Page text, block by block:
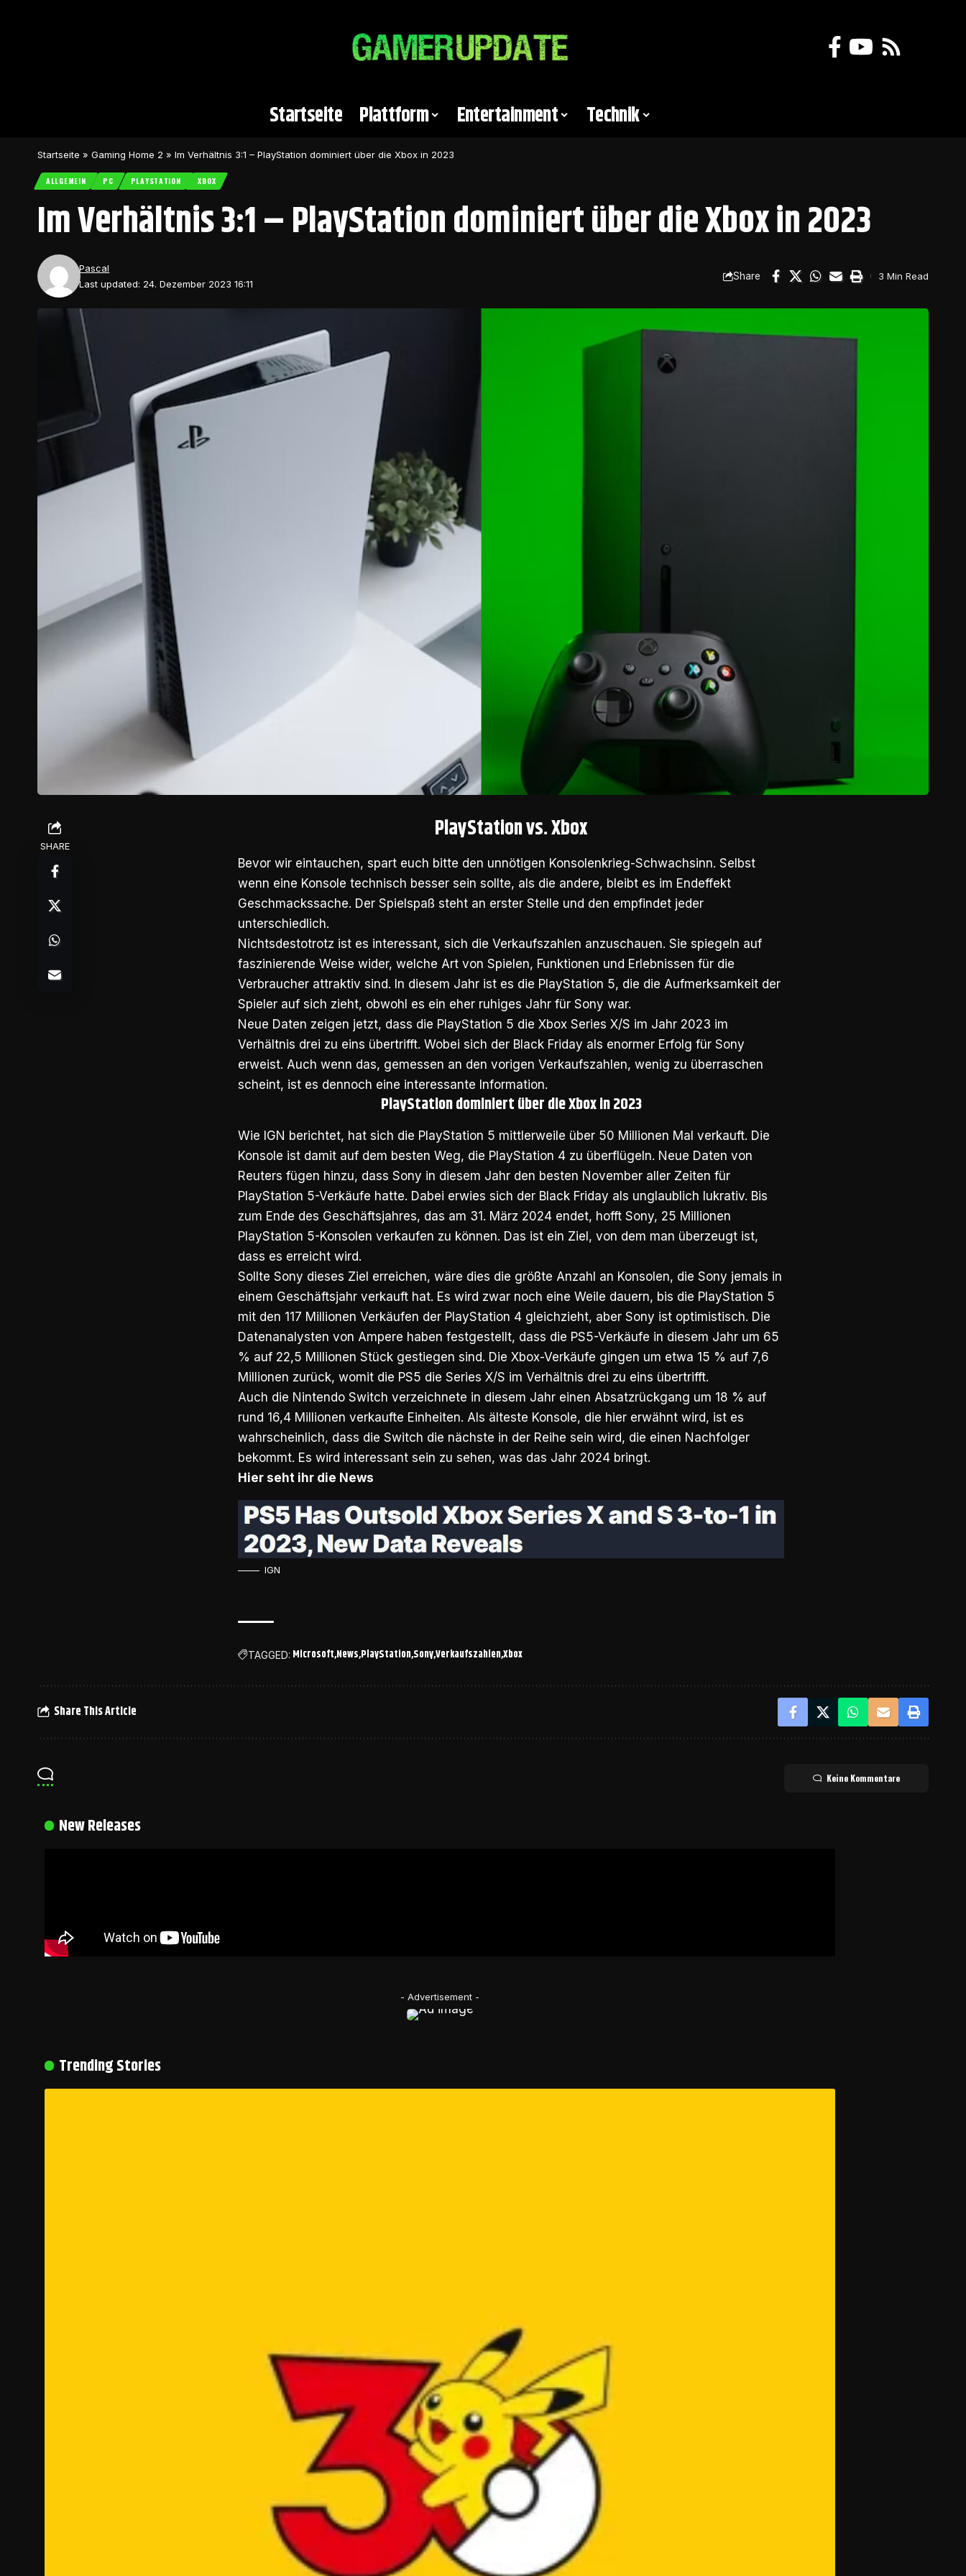
Startseite Plattform Entertainment Technik
Startseite » Gaming Home 2 » Im Verhältnis 3:1 – PlayStation dominiert über die Xbox in 2023
ALLGEMEIN PC PLAYSTATION XBOX
Im Verhältnis 3:1 – PlayStation dominiert über die Xbox in 2023
Last updated: 24. Dezember 2023 16:11
Pascal
Share 3 Min Read
SHARE
PlayStation vs. Xbox
Bevor wir eintauchen, spart euch bitte den unnötigen Konsolenkrieg-Schwachsinn. Selbst
wenn eine Konsole technisch besser sein sollte, als die andere, bleibt es im Endeffekt
Geschmackssache. Der Spielspaß steht an erster Stelle und den empfindet jeder
unterschiedlich.
Nichtsdestotrotz ist es interessant, sich die Verkaufszahlen anzuschauen. Sie spiegeln auf
faszinierende Weise wider, welche Art von Spielen, Funktionen und Erlebnissen für die
Verbraucher attraktiv sind. In diesem Jahr ist es die PlayStation 5, die die Aufmerksamkeit der
Spieler auf sich zieht, obwohl es ein eher ruhiges Jahr für Sony war.
Neue Daten zeigen jetzt, dass die PlayStation 5 die Xbox Series X/S im Jahr 2023 im
Verhältnis drei zu eins übertrifft. Wobei sich der Black Friday als enormer Erfolg für Sony
erweist. Auch wenn das, gemessen an den vorigen Verkaufszahlen, wenig zu überraschen
scheint, ist es dennoch eine interessante Information.
PlayStation dominiert über die Xbox in 2023
Wie IGN berichtet, hat sich die PlayStation 5 mittlerweile über 50 Millionen Mal verkauft. Die
Konsole ist damit auf dem besten Weg, die PlayStation 4 zu überflügeln. Neue Daten von
Reuters fügen hinzu, dass Sony in diesem Jahr den besten November aller Zeiten für
PlayStation 5-Verkäufe hatte. Dabei erwies sich der Black Friday als unglaublich lukrativ. Bis
zum Ende des Geschäftsjahres, das am 31. März 2024 endet, hofft Sony, 25 Millionen
PlayStation 5-Konsolen verkaufen zu können. Das ist ein Ziel, von dem man überzeugt ist,
dass es erreicht wird.
Sollte Sony dieses Ziel erreichen, wäre dies die größte Anzahl an Konsolen, die Sony jemals in
einem Geschäftsjahr verkauft hat. Es wird zwar noch eine Weile dauern, bis die PlayStation 5
mit den 117 Millionen Verkäufen der PlayStation 4 gleichzieht, aber Sony ist optimistisch. Die
Datenanalysten von Ampere haben festgestellt, dass die PS5-Verkäufe in diesem Jahr um 65
% auf 22,5 Millionen Stück gestiegen sind. Die Xbox-Verkäufe gingen um etwa 15 % auf 7,6
Millionen zurück, womit die PS5 die Series X/S im Verhältnis drei zu eins übertrifft.
Auch die Nintendo Switch verzeichnete in diesem Jahr einen Absatzrückgang um 18 % auf
rund 16,4 Millionen verkaufte Einheiten. Als älteste Konsole, die hier erwähnt wird, ist es
wahrscheinlich, dass die Switch die nächste in der Reihe sein wird, die einen Nachfolger
bekommt. Es wird interessant sein zu sehen, was das Jahr 2024 bringt.
Hier seht ihr die News
IGN
TAGGED: Microsoft News PlayStation SonyVerkaufszahlenXbox
Share This Article
Keine Kommentare
New Releases
- Advertisement -
Trending Stories